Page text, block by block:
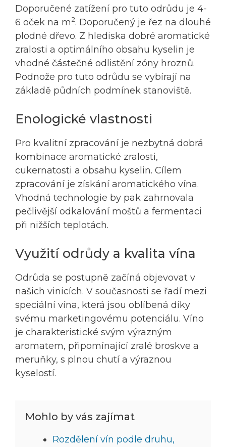
Doporučené zatížení pro tuto odrůdu je 4-
6 oček na m2. Doporučený je řez na dlouhé
plodné dřevo. Z hlediska dobré aromatické
zralosti a optimálního obsahu kyselin je
vhodné částečné odlistění zóny hroznů.
Podnože pro tuto odrůdu se vybírají na
základě půdních podmínek stanoviště.
Enologické vlastnosti
Pro kvalitní zpracování je nezbytná dobrá
kombinace aromatické zralosti,
cukernatosti a obsahu kyselin. Cílem
zpracování je získání aromatického vína.
Vhodná technologie by pak zahrnovala
pečlivější odkalování moštů a fermentaci
při nižších teplotách.
Využití odrůdy a kvalita vína
Odrůda se postupně začíná objevovat v
našich vinicích. V současnosti se řadí mezi
speciální vína, která jsou oblíbená díky
svému marketingovému potenciálu. Víno
je charakteristické svým výrazným
aromatem, připomínající zralé broskve a
meruňky, s plnou chutí a výraznou
kyselostí.
Mohlo by vás zajímat
Rozdělení vín podle druhu,